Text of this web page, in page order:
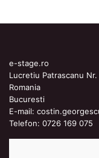
e-stage.ro
Lucretiu Patrascanu Nr.
Romania
Bucuresti
E-mail:
Telefon: 0726 169 075